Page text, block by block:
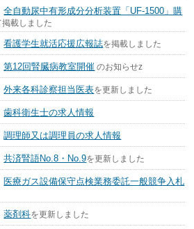
全自動尿中有形成分分析装置「UF-1500」購
載しました
看護学生就活応援広報誌を掲載しました
第12回腎臓病教室開催 のお知らせz
外来各科診察担当医表を更新しました
歯科衛生士の求人情報
調理師又は調理員の求人情報
共済腎語No.8・No.9を更新しました
医療ガス設備保守点検業務委託一般競争入札
薬剤科を更新しました